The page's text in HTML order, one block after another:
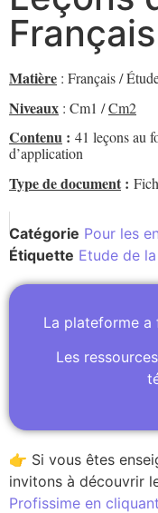
Matière : Français /
Niveaux : Cm1 /Cm2
Contenu : 41 leçons au
d’application
Type de document :
Catégorie Pour les
Étiquette Etude de
La plateforme a
Les
👉 Si vous êtes
invitons à découvrir
Profissime en